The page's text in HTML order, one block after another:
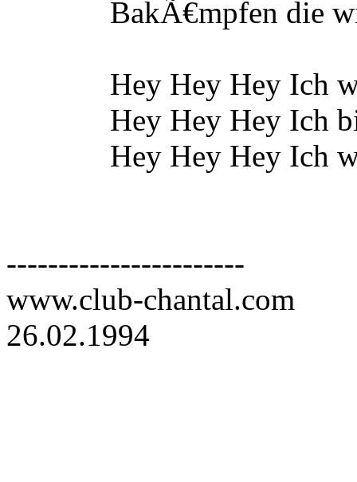
BakÃ€mpfen die
Hey Hey Hey Ich war
Hey Hey Hey Ich bin
Hey Hey Hey Ich war
-----------------------
www.club-chantal.com
26.02.1994